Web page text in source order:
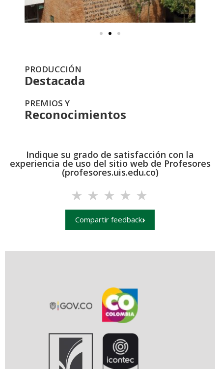
PRODUCCIÓN
Destacada
PREMIOS Y
Reconocimientos
Indique su grado de satisfacción con la
experiencia de uso del sitio web de Profesores
(profesores.uis.edu.co)